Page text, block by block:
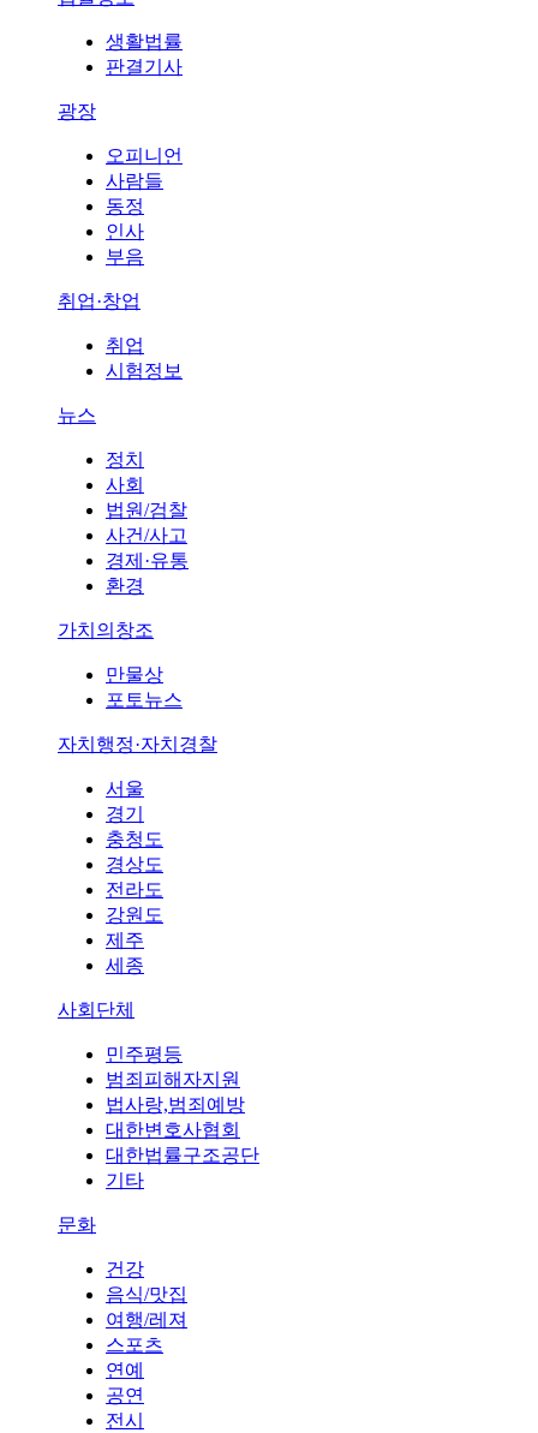
생활법률
판결기사
광장
오피니언
사람들
동정
인사
부음
취업·창업
취업
시험정보
뉴스
정치
사회
법원/검찰
사건/사고
경제·유통
환경
가치의창조
만물상
포토뉴스
자치행정·자치경찰
서울
경기
충청도
경상도
전라도
강원도
제주
세종
사회단체
민주평등
범죄피해자지원
법사랑,범죄예방
대한변호사협회
대한법률구조공단
기타
문화
건강
음식/맛집
여행/레져
스포츠
연예
공연
전시